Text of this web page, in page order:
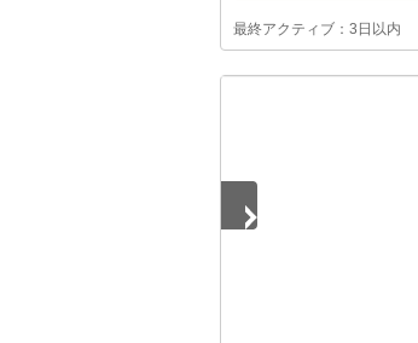
最終アクティブ：3日以内